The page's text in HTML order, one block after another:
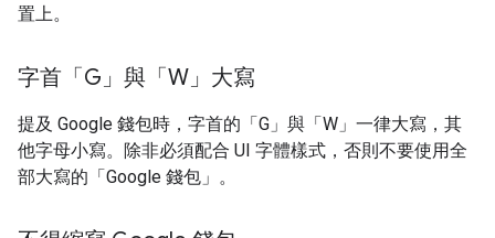
置上。
字首「G」與「W」大寫
提及 Google 錢包時，字首的「G」與「W」一律大寫，其
他字母小寫。除非必須配合 UI 字體樣式，否則不要使用全
部大寫的「Google 錢包」。